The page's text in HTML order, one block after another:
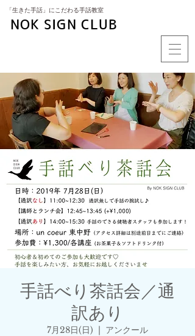
​「生きた手話」にこだわる手話教室
NOK SIGN CLUB
手話べり茶話会／通
訳あり
7月28日(日)
  |
アンクール